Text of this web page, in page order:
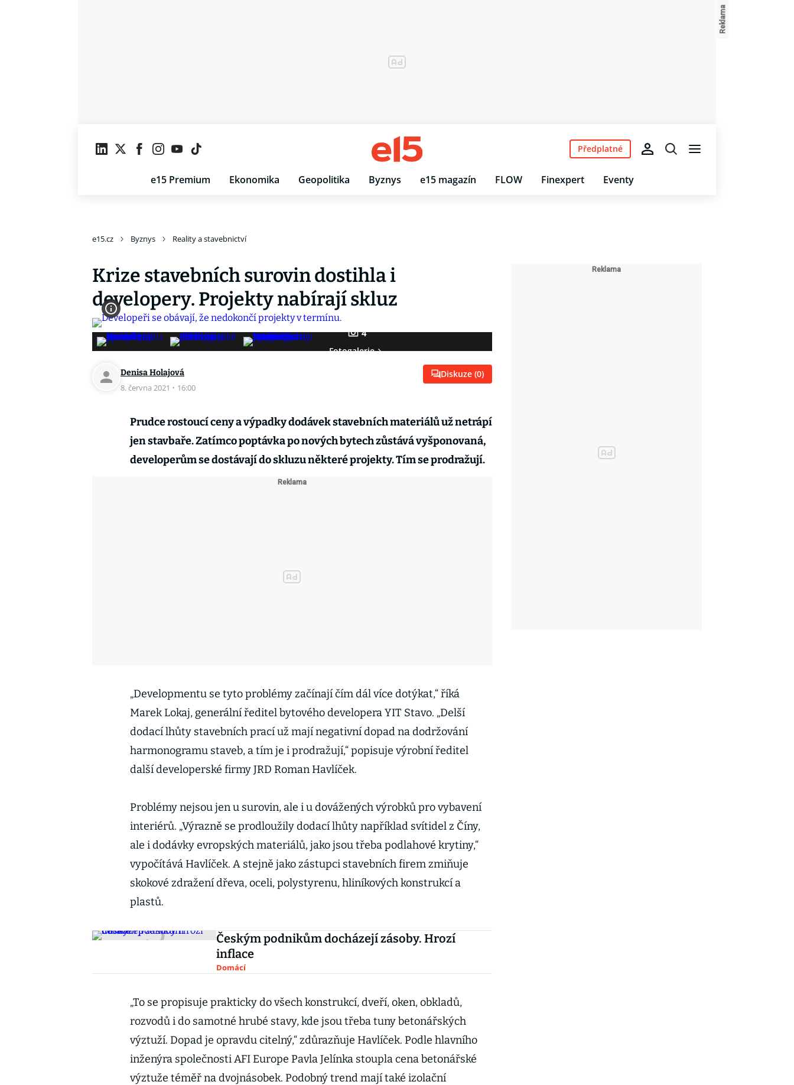
e15 Premium Ekonomika Geopolitika Byznys e15 magazín FLOW Finexpert Eventy
Předplatné
e15.cz Byznys Reality a stavebnictví
Krize stavebních surovin dostihla i
developery. Projekty nabírají skluz
4
Fotogalerie
Denisa Holajová
8. června 2021 · 16:00
Diskuze (0)
Prudce rostoucí ceny a výpadky dodávek stavebních materiálů už netrápí
jen stavbaře. Zatímco poptávka po nových bytech zůstává vyšponovaná,
developerům se dostávají do skluzu některé projekty. Tím se prodražují.
„Developmentu se tyto problémy začínají čím dál více dotýkat,“ říká
Marek Lokaj, generální ředitel bytového developera YIT Stavo. „Delší
dodací lhůty stavebních prací už mají negativní dopad na dodržování
harmonogramu staveb, a tím je i prodražují,“ popisuje výrobní ředitel
další developerské firmy JRD Roman Havlíček.
Problémy nejsou jen u surovin, ale i u dovážených výrobků pro vybavení
interiérů. „Výrazně se prodloužily dodací lhůty například svítidel z Číny,
ale i dodávky evropských materiálů, jako jsou třeba podlahové krytiny,“
vypočítává Havlíček. A stejně jako zástupci stavebních firem zmiňuje
skokové zdražení dřeva, oceli, polystyrenu, hliníkových konstrukcí a
plastů.
Českým podnikům docházejí zásoby. Hrozí
inflace
Domácí
„To se propisuje prakticky do všech konstrukcí, dveří, oken, obkladů,
rozvodů i do samotné hrubé stavy, kde jsou třeba tuny betonářských
výztuží. Dopad je opravdu citelný,“ zdůrazňuje Havlíček. Podle hlavního
inženýra společnosti AFI Europe Pavla Jelínka stoupla cena betonářské
výztuže téměř na dvojnásobek. Podobný trend mají také izolační